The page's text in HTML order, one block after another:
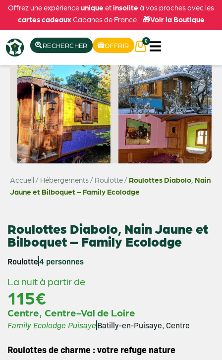
Offrez une expérienceunique etinsolite à vos proches avec les
cartes cadeauxCabanes de France. 🎁Voir la Boutique
RECHERCHER OFFRIR
0
Voir les 21 photos
Accueil / Hébergements/ Roulotte/ Roulottes Diabolo, Nain
Jaune et Bilboquet – Family Ecolodge
Roulottes Diabolo, Nain Jaune et
Bilboquet – Family Ecolodge
Roulotte4 personnes
La nuit à partir de
115€
Centre, Centre-Val de Loire
Family Ecolodge PuisayeBatilly-en-Puisaye, Centre
Roulottes de charme : votre refuge nature